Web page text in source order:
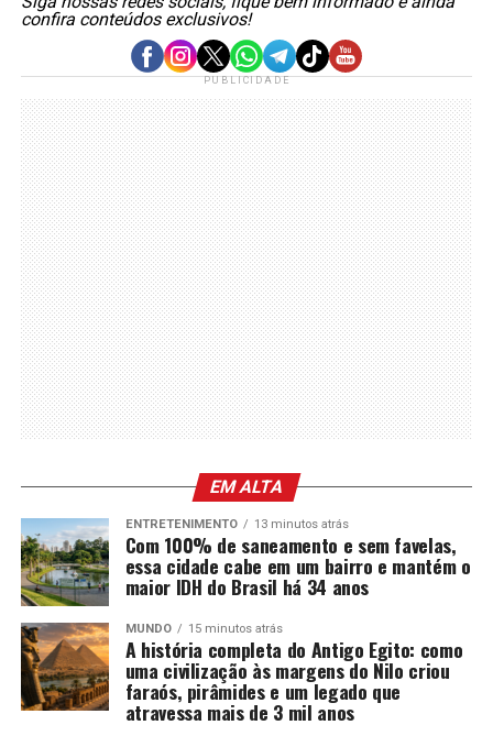
confira conteúdos exclusivos!
PUBLICIDADE
EM ALTA
ENTRETENIMENTO 13 minutos atrás
Com 100% de saneamento e sem favelas,
essa cidade cabe em um bairro e mantém o
maior IDH do Brasil há 34 anos
MUNDO 15 minutos atrás
A história completa do Antigo Egito: como
uma civilização às margens do Nilo criou
faraós, pirâmides e um legado que
atravessa mais de 3 mil anos